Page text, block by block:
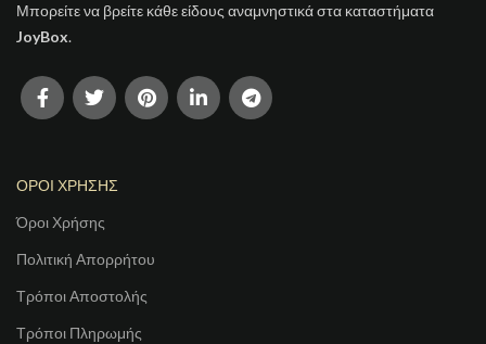
Μπορείτε να βρείτε κάθε είδους αναμνηστικά στα καταστήματα
JoyBox.
ΟΡΟΙ ΧΡΗΣΗΣ
Όροι Χρήσης
Πολιτική Απορρήτου
Τρόποι Αποστολής
Τρόποι Πληρωμής